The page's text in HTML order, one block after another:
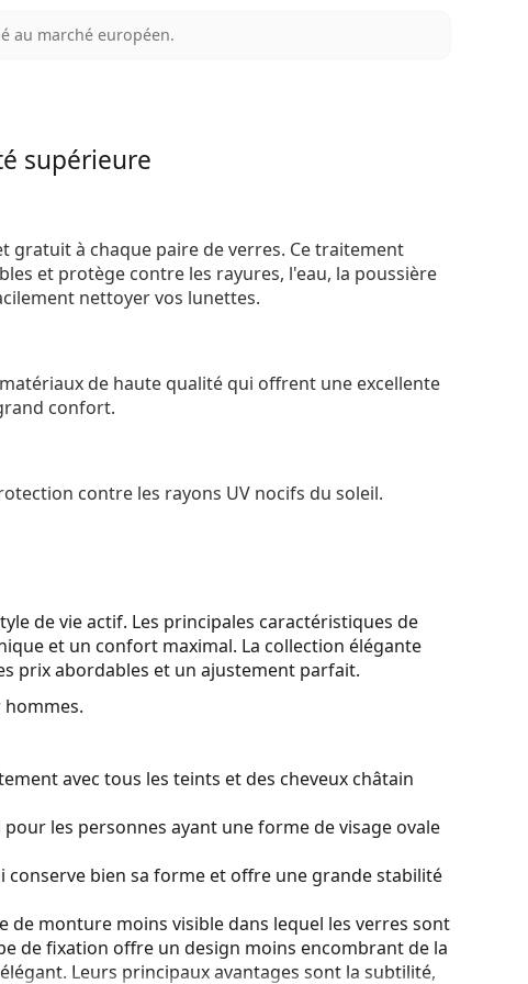
au marché européen.
supérieure
à chaque paire de verres. Ce traitement
et protège contre les rayures, l'eau, la poussière
nettoyer vos lunettes.
de haute qualité qui offrent une excellente
confort.
contre les rayons UV nocifs du soleil.
de vie actif. Les principales caractéristiques de
et un confort maximal. La collection élégante
prix abordables et un ajustement parfait.
avec tous les teints et des cheveux châtain
les personnes ayant une forme de visage ovale
conserve bien sa forme et offre une grande stabilité
de monture moins visible dans lequel les verres sont
de fixation offre un design moins encombrant de la
Leurs principaux avantages sont la subtilité,